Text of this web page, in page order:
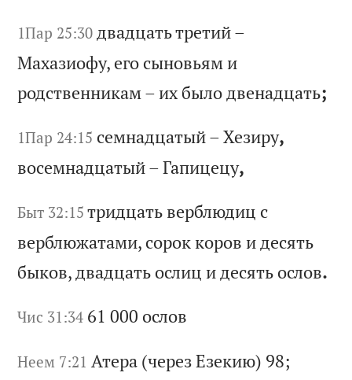
1Пар 25:30 двадцатьтретий–
Махазиофу, его сыновьям и
родственникам– ихбылодвенадцать;
1Пар 24:15 семнадцатый–Хезиру,
восемнадцатый–Гапицецу,
Быт 32:15 тридцать верблюдиц с
верблюжатами, сорок коров и десять
быков, двадцать ослиц и десять ослов.
Чис 31:34 61 000 ослов
Неем 7:21 Атера (черезЕзекию) 98;